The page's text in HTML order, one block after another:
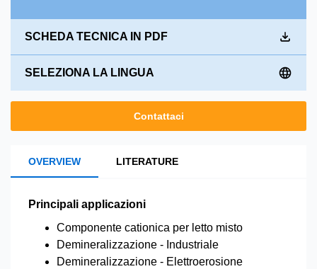
SCHEDA TECNICA IN PDF
SELEZIONA LA LINGUA
Contattaci
OVERVIEW LITERATURE
Principali applicazioni
Componente cationica per letto misto
Demineralizzazione - Industriale
Demineralizzazione - Elettroerosione